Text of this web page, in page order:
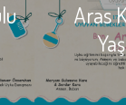
Aras